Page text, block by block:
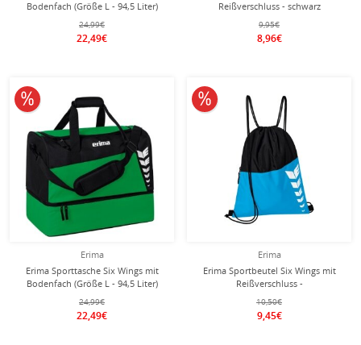
Bodenfach (Größe L - 94,5 Liter)
gelb/schwarz 60x35x45cm
24,99€
22,49€
Reißverschluss - schwarz
9,95€
8,96€
Erima
Erima Sporttasche Six Wings mit
Bodenfach (Größe L - 94,5 Liter)
smaragdgrün/schwarz 60x35x45cm
24,99€
22,49€
10% reduziert
Erima
Erima Sportbeutel Six Wings mit
Reißverschluss -
curacaoblau/schwarz
10,50€
9,45€
10% reduziert